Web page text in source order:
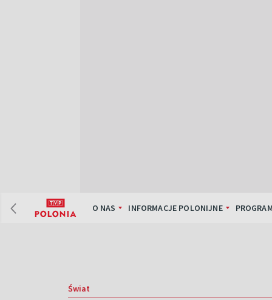
O NAS INFORMACJE POLONIJNE
Świat